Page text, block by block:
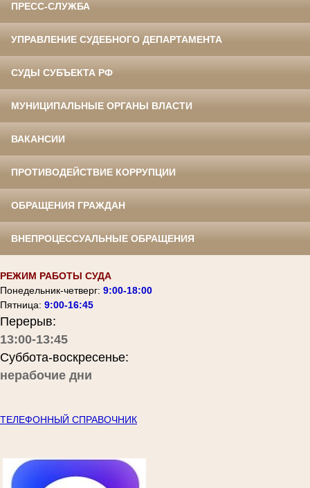
ПРЕСС-СЛУЖБА
УПРАВЛЕНИЕ СУДЕБНОГО ДЕПАРТАМЕНТА
СУДЫ СУБЪЕКТА РФ
МУНИЦИПАЛЬНЫЕ ОРГАНЫ ВЛАСТИ
ВАКАНСИИ
ПРОТИВОДЕЙСТВИЕ КОРРУПЦИИ
ОБРАЩЕНИЯ ГРАЖДАН
ВНЕПРОЦЕССУАЛЬНЫЕ ОБРАЩЕНИЯ
РЕЖИМ РАБОТЫ СУДА
Понедельник-четверг: 9:00-18:00
Пятница: 9:00-16:45
Перерыв:
13:00-13:45
Суббота-воскресенье:
нерабочие дни
ТЕЛЕФОННЫЙ СПРАВОЧНИК